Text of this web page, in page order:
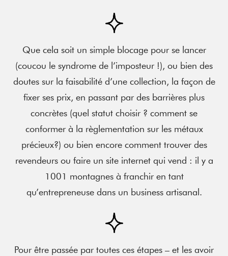
Que cela soit un simple blocage pour se lancer
(coucou le syndrome de l’imposteur !), ou bien des
doutes sur la faisabilité d’une collection, la façon de
fixer ses prix, en passant par des barrières plus
concrètes (quel statut choisir ? comment se
conformer à la règlementation sur les métaux
précieux?) ou bien encore comment trouver des
revendeurs ou faire un site internet qui vend : il y a
1001 montagnes à franchir en tant
qu’entrepreneuse dans un business artisanal.
Pour être passée par toutes ces étapes – et les avoir